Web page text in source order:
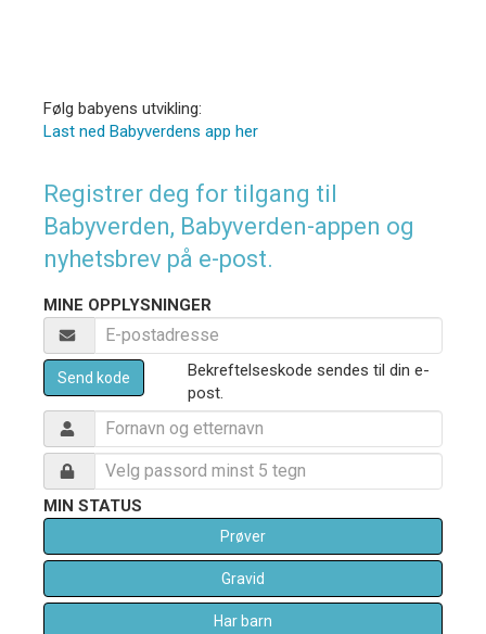
Følg babyens utvikling:
Last ned Babyverdens app her
Registrer deg for tilgang til
Babyverden, Babyverden-appen og
nyhetsbrev på e-post.
MINE OPPLYSNINGER
Send kode
Bekreftelseskode sendes til din e-
post.
MIN STATUS
Prøver
Gravid
Har barn